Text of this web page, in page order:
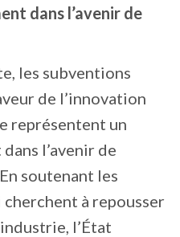
dans l’avenir de
les subventions
de l’innovation
représentent un
l’avenir de
soutenant les
à repousser
l’État